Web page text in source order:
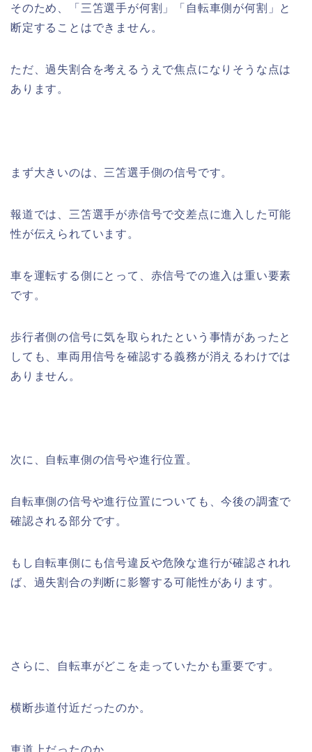
そのため、「三笘選手が何割」「自転車側が何割」と
断定することはできません。
ただ、過失割合を考えるうえで焦点になりそうな点は
あります。
まず大きいのは、三笘選手側の信号です。
報道では、三笘選手が赤信号で交差点に進入した可能
性が伝えられています。
車を運転する側にとって、赤信号での進入は重い要素
です。
歩行者側の信号に気を取られたという事情があったと
しても、車両用信号を確認する義務が消えるわけでは
ありません。
次に、自転車側の信号や進行位置。
自転車側の信号や進行位置についても、今後の調査で
確認される部分です。
もし自転車側にも信号違反や危険な進行が確認されれ
ば、過失割合の判断に影響する可能性があります。
さらに、自転車がどこを走っていたかも重要です。
横断歩道付近だったのか。
車道上だったのか。